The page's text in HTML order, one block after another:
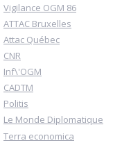
Vigilance OGM 86
ATTAC Bruxelles
Attac Québec
CNR
Inf\'OGM
CADTM
Politis
Le Monde Diplomatique
Terra economica